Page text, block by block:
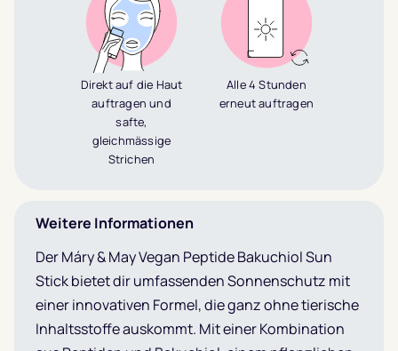
Direkt auf die Haut
auftragen und
safte,
gleichmässige
Strichen
Alle 4 Stunden
erneut auftragen
Weitere Informationen
Der Máry & May Vegan Peptide Bakuchiol Sun
Stick bietet dir umfassenden Sonnenschutz mit
einer innovativen Formel, die ganz ohne tierische
Inhaltsstoffe auskommt. Mit einer Kombination